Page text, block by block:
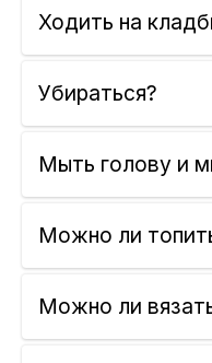
Ходить на
Убираться?
Мыть голову и
Можно ли
Можно ли